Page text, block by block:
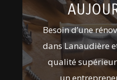
Besoin d’une
dans Lanaudière
qualité